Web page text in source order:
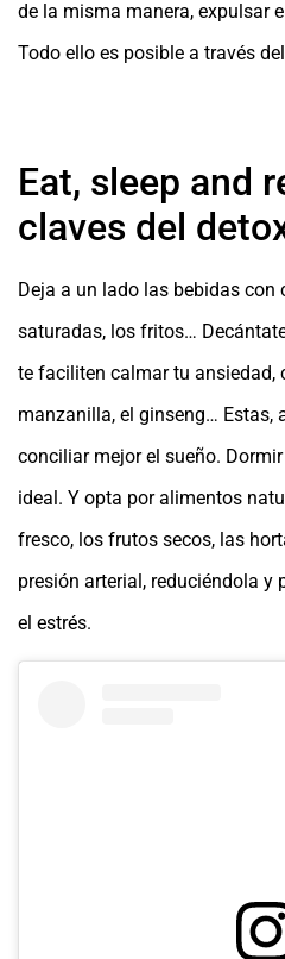
de la misma manera, expulsar
Todo ello es posible a través
Eat, sleep and
claves del
Deja a un lado las bebidas con
saturadas, los fritos…
te faciliten calmar tu ansiedad,
manzanilla, el ginseng… Estas,
conciliar mejor el sueño.
ideal. Y opta por alimentos
fresco, los frutos secos, las
presión arterial, reduciéndola y
el estrés.